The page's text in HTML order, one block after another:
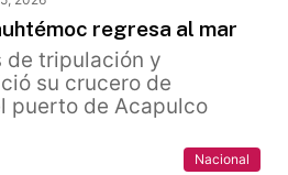
regresa al mar
de tripulación y
su crucero de
puerto de Acapulco
Nacional